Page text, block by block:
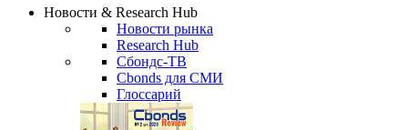
Новости & Research Hub
Новости рынка
Research Hub
Сбондс-ТВ
Cbonds для СМИ
Глоссарий